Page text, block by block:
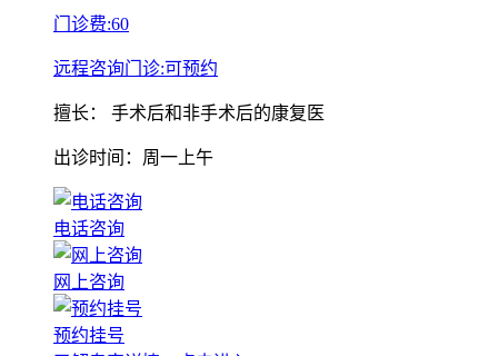
门诊费:60
远程咨询门诊:可预约
擅长： 手术后和非手术后的康复医
出诊时间：周一上午
电话咨询
网上咨询
预约挂号